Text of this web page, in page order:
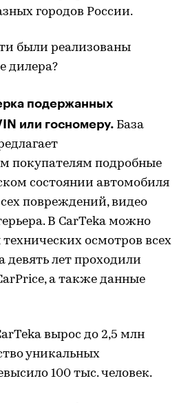
городов России.
были реализованы
дилера?
подержанных
или госномеру. База
покупателям подробные
состоянии автомобиля
повреждений, видео
В CarTeka можно
осмотров всех
лет проходили
а также данные
вырос до 2,5 млн
уникальных
100 тыс. человек.